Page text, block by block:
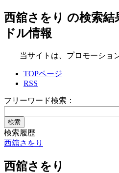
西舘さをり の検索結
ドル情報
当サイトは、プロモーション
TOPページ
RSS
フリーワード検索：
検索履歴
西舘さをり
西舘さをり